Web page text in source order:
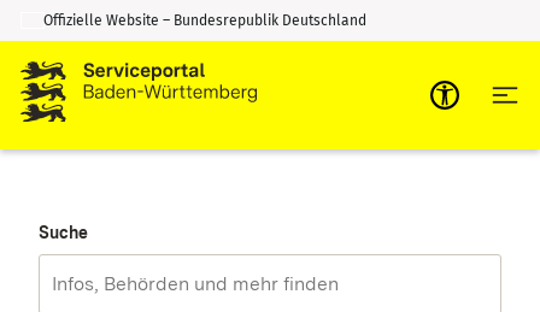
Zum Inhalt springen
Zur Suche springen
Offizielle Website – Bundesrepublik Deutschland
Suche